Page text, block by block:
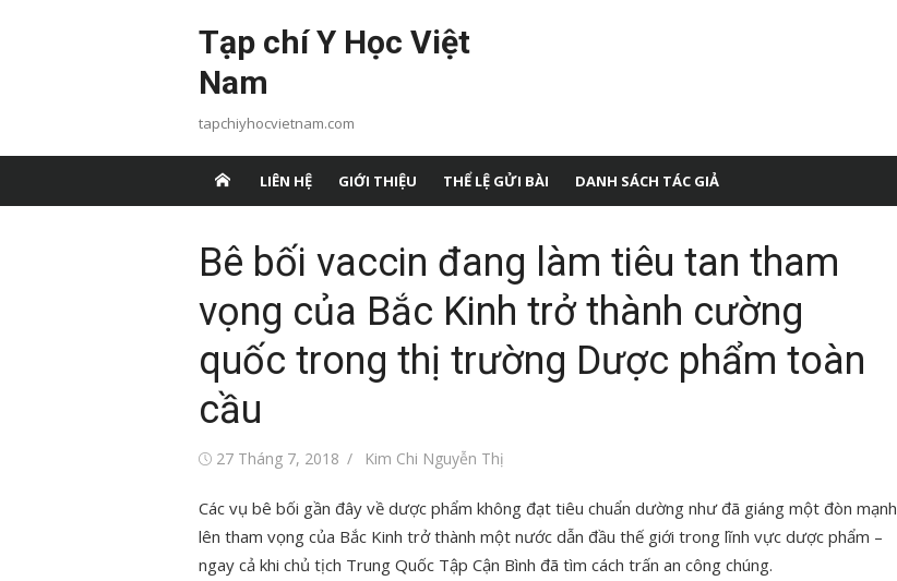
Tạp chí Y Học Việt
Nam
tapchiyhocvietnam.com
LIÊN HỆ GIỚI THIỆU THỂ LỆ GỬI BÀI DANH SÁCH TÁC GIẢ
Bê bối vaccin đang làm tiêu tan tham
vọng của Bắc Kinh trở thành cường
quốc trong thị trường Dược phẩm toàn
cầu
Đăng27 Tháng 7, 2018
Tác
Kim Chi Nguyễn Thị
Các vụ bê bối gần đây về dược phẩm không đạt tiêu chuẩn dường như đã giáng một đòn mạnh
lên tham vọng của Bắc Kinh trở thành một nước dẫn đầu thế giới trong lĩnh vực dược phẩm –
ngay cả khi chủ tịch Trung Quốc Tập Cận Bình đã tìm cách trấn an công chúng.